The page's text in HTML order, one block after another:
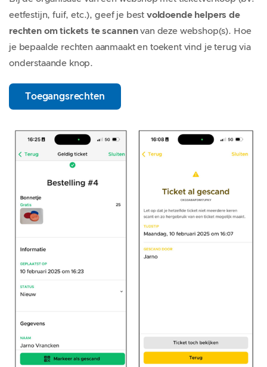
eetfestijn, fuif, etc.), geef je best voldoende helpers de
rechten om tickets te scannenvan deze webshop(s). Hoe
je bepaalde rechten aanmaakt en toekent vind je terug via
onderstaande knop.
Toegangsrechten